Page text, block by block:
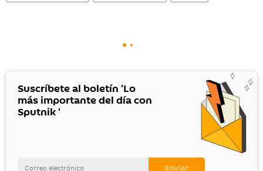
Suscríbete al boletín 'Lo
más importante del día con
Sputnik '